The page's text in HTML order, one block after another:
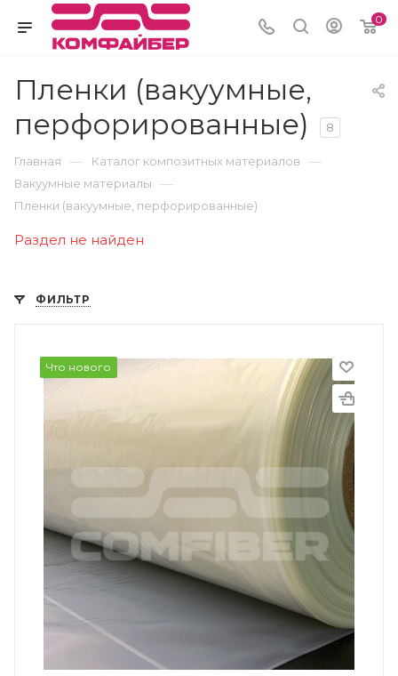
0
Пленки (вакуумные,
перфорированные)
8
Главная — Каталог композитных материалов —
Вакуумные материалы —
Пленки (вакуумные, перфорированные)
Раздел не найден
ФИЛЬТР
Что нового